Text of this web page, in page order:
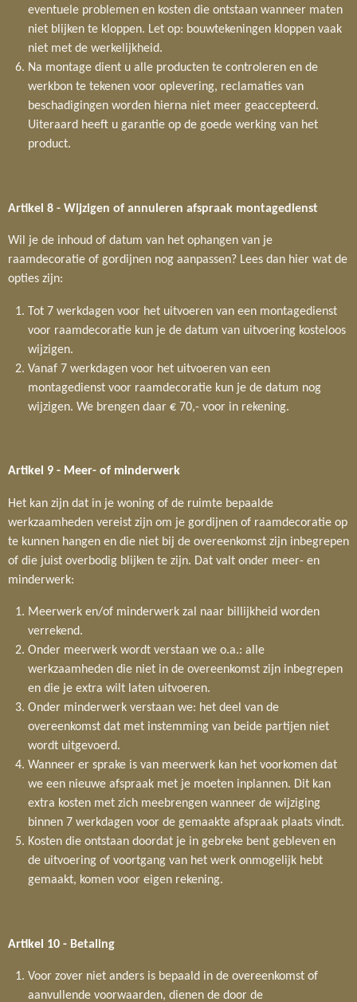
eventuele problemen en kosten die ontstaan wanneer maten
niet blijken te kloppen. Let op: bouwtekeningen kloppen vaak
niet met de werkelijkheid.
Na montage dient u alle producten te controleren en de
werkbon te tekenen voor oplevering, reclamaties van
beschadigingen worden hierna niet meer geaccepteerd.
Uiteraard heeft u garantie op de goede werking van het
product.
Artikel 8 - Wijzigen of annuleren afspraak montagedienst
Wil je de inhoud of datum van het ophangen van je
raamdecoratie of gordijnen nog aanpassen? Lees dan hier wat de
opties zijn:
Tot 7 werkdagen voor het uitvoeren van een montagedienst
voor raamdecoratie kun je de datum van uitvoering kosteloos
wijzigen.
Vanaf 7 werkdagen voor het uitvoeren van een
montagedienst voor raamdecoratie kun je de datum nog
wijzigen. We brengen daar € 70,- voor in rekening.
Artikel 9 - Meer- of minderwerk
Het kan zijn dat in je woning of de ruimte bepaalde
werkzaamheden vereist zijn om je gordijnen of raamdecoratie op
te kunnen hangen en die niet bij de overeenkomst zijn inbegrepen
of die juist overbodig blijken te zijn. Dat valt onder meer- en
minderwerk:
Meerwerk en/of minderwerk zal naar billijkheid worden
verrekend.
Onder meerwerk wordt verstaan we o.a.: alle
werkzaamheden die niet in de overeenkomst zijn inbegrepen
en die je extra wilt laten uitvoeren.
Onder minderwerk verstaan we: het deel van de
overeenkomst dat met instemming van beide partijen niet
wordt uitgevoerd.
Wanneer er sprake is van meerwerk kan het voorkomen dat
we een nieuwe afspraak met je moeten inplannen. Dit kan
extra kosten met zich meebrengen wanneer de wijziging
binnen 7 werkdagen voor de gemaakte afspraak plaats vindt.
Kosten die ontstaan doordat je in gebreke bent gebleven en
de uitvoering of voortgang van het werk onmogelijk hebt
gemaakt, komen voor eigen rekening.
Artikel 10 - Betaling
Voor zover niet anders is bepaald in de overeenkomst of
aanvullende voorwaarden, dienen de door de